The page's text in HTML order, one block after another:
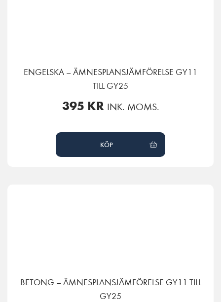
ENGELSKA – ÄMNESPLANSJÄMFÖRELSE GY11
TILL GY25
395 KR INK. MOMS.
KÖP
BETONG – ÄMNESPLANSJÄMFÖRELSE GY11 TILL
GY25